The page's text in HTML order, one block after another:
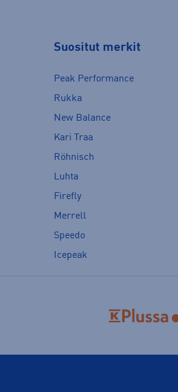
Suositut merkit
Peak Performance
Rukka
New Balance
Kari Traa
Röhnisch
Luhta
Firefly
Merrell
Speedo
Icepeak